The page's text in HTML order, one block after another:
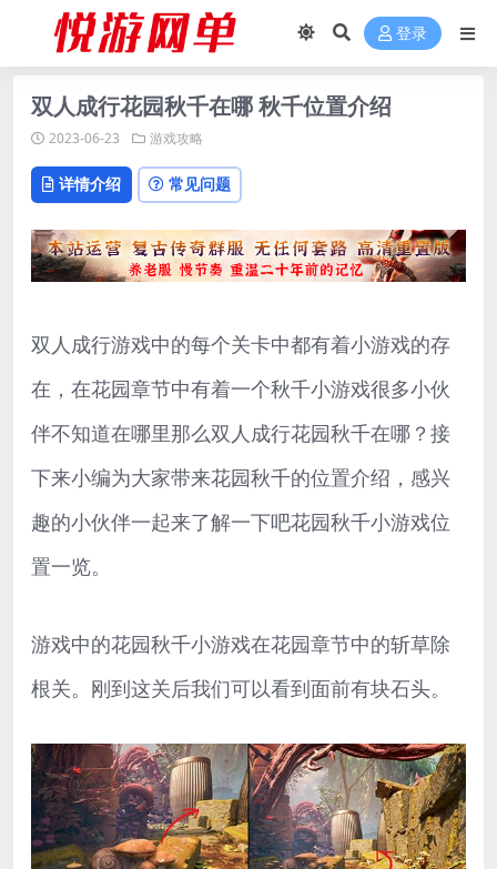
登录
双人成行花园秋千在哪 秋千位置介绍
2023-06-23 游戏攻略
详情介绍 常见问题
双人成行游戏中的每个关卡中都有着小游戏的存
在，在花园章节中有着一个秋千小游戏很多小伙
伴不知道在哪里那么双人成行花园秋千在哪？接
下来小编为大家带来花园秋千的位置介绍，感兴
趣的小伙伴一起来了解一下吧花园秋千小游戏位
置一览。
游戏中的花园秋千小游戏在花园章节中的斩草除
根关。刚到这关后我们可以看到面前有块石头。